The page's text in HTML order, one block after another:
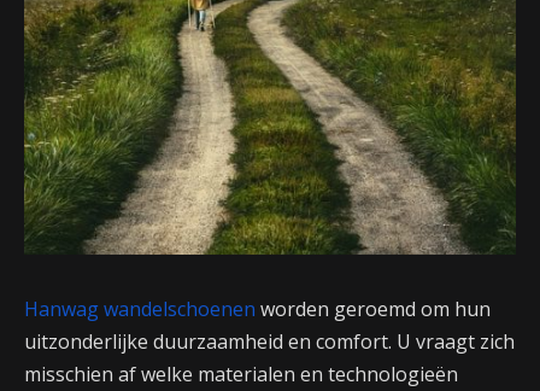
Hanwag wandelschoenen worden geroemd om hun
uitzonderlijke duurzaamheid en comfort. U vraagt zich
misschien af welke materialen en technologieën